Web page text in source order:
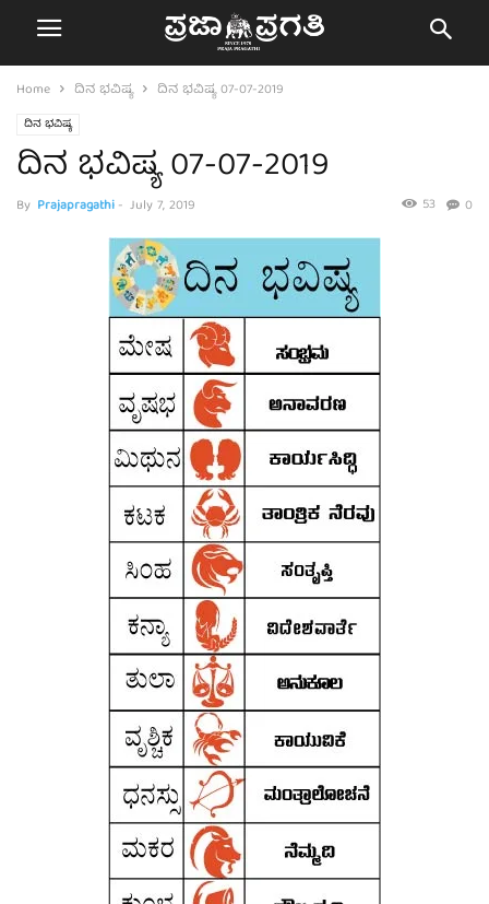
Home ದಿನ ಭವಿಷ್ಯ ದಿನ ಭವಿಷ್ಯ 07-07-2019
ದಿನ ಭವಿಷ್ಯ
ದಿನ ಭವಿಷ್ಯ 07-07-2019
By Prajapragathi- July 7, 2019 0
53